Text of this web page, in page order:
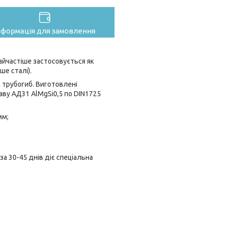
для замовлення
застосовується як
сталі).
Виготовлені
АД31 AlMgSi0,5 по DIN1725
30-45 днів діє спеціальна